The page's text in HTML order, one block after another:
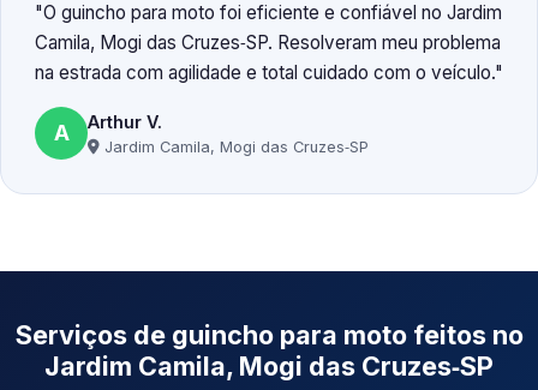
O guincho para moto foi eficiente e confiável no Jardim
Camila, Mogi das Cruzes‑SP. Resolveram meu problema
na estrada com agilidade e total cuidado com o veículo.
A Arthur V.
Jardim Camila, Mogi das Cruzes‑SP
Serviços de guincho para moto feitos no
Jardim Camila, Mogi das Cruzes‑SP